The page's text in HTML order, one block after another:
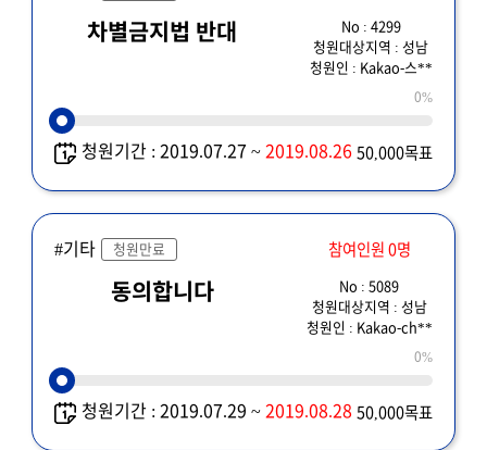
차별금지법 반대
No : 4299
청원대상지역 : 성남
청원인 : Kakao-스**
0%
청원기간 : 2019.07.27 ~2019.08.26 50,000목표
#기타 청원만료 참여인원 0명
동의합니다
No : 5089
청원대상지역 : 성남
청원인 : Kakao-ch**
0%
청원기간 : 2019.07.29 ~2019.08.28 50,000목표